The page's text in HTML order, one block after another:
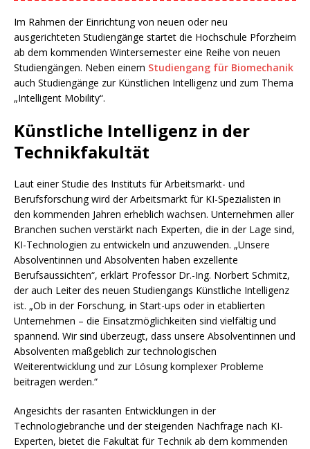
Im Rahmen der Einrichtung von neuen oder neu
ausgerichteten Studiengänge startet die Hochschule Pforzheim
ab dem kommenden Wintersemester eine Reihe von neuen
Studiengängen. Neben einem Studiengang für Biomechanik
auch Studiengänge zur Künstlichen Intelligenz und zum Thema
„Intelligent Mobility“.
Künstliche Intelligenz in der
Technikfakultät
Laut einer Studie des Instituts für Arbeitsmarkt- und
Berufsforschung wird der Arbeitsmarkt für KI-Spezialisten in
den kommenden Jahren erheblich wachsen. Unternehmen aller
Branchen suchen verstärkt nach Experten, die in der Lage sind,
KI-Technologien zu entwickeln und anzuwenden. „Unsere
Absolventinnen und Absolventen haben exzellente
Berufsaussichten“, erklärt Professor Dr.-Ing. Norbert Schmitz,
der auch Leiter des neuen Studiengangs Künstliche Intelligenz
ist. „Ob in der Forschung, in Start-ups oder in etablierten
Unternehmen – die Einsatzmöglichkeiten sind vielfältig und
spannend. Wir sind überzeugt, dass unsere Absolventinnen und
Absolventen maßgeblich zur technologischen
Weiterentwicklung und zur Lösung komplexer Probleme
beitragen werden.“
Angesichts der rasanten Entwicklungen in der
Technologiebranche und der steigenden Nachfrage nach KI-
Experten, bietet die Fakultät für Technik ab dem kommenden